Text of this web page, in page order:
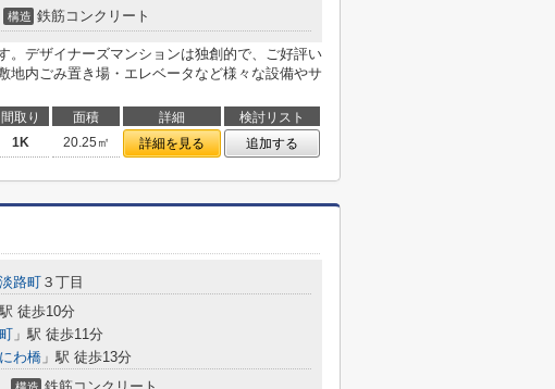
構造 鉄筋コンクリート
。デザイナーズマンションは独創的で、ご好評い
地内ごみ置き場・エレベータなど様々な設備やサ
間取り 面積 詳細
検討リスト
1K 20.25㎡ 詳細を見る 追加する
路町 ３丁目
徒歩10分
」駅 徒歩11分
わ橋 」駅 徒歩13分